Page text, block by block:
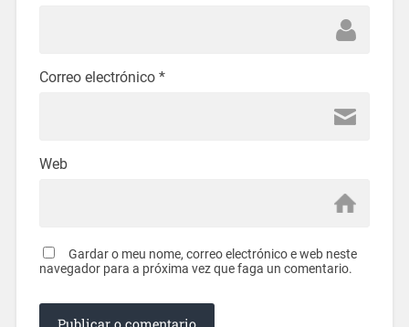
Correo electrónico *
Web
Gardar o meu nome, correo electrónico e web neste
navegador para a próxima vez que faga un comentario.